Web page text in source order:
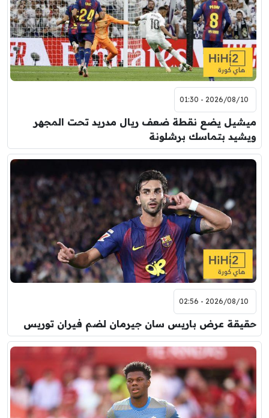
2026/08/10 - 01:30
ميشيل يضع نقطة ضعف ريال مدريد تحت المجهر
ويشيد بتماسك برشلونة
2026/08/10 - 02:56
حقيقة عرض باريس سان جيرمان لضم فيران توريس